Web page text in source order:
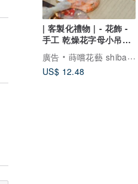
| 客製化禮物 | - 花飾 -
手工 乾燥花字母小吊飾
鑰匙圈
廣告
蒔嚐花藝 shibashibaflorist
US$ 12.48